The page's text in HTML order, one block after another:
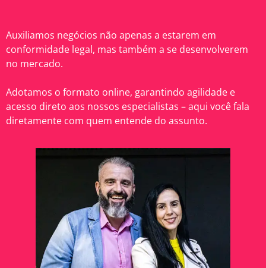
Auxiliamos negócios não apenas a estarem em
conformidade legal, mas também a se desenvolverem
no mercado.
Adotamos o formato online, garantindo agilidade e
acesso direto aos nossos especialistas – aqui você fala
diretamente com quem entende do assunto.